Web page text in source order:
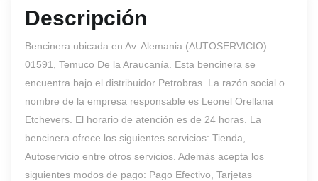
Descripción
Bencinera ubicada en Av. Alemania (AUTOSERVICIO)
01591, Temuco De la Araucanía. Esta bencinera se
encuentra bajo el distribuidor Petrobras. La razón social o
nombre de la empresa responsable es Leonel Orellana
Etchevers. El horario de atención es de 24 horas. La
bencinera ofrece los siguientes servicios: Tienda,
Autoservicio entre otros servicios. Además acepta los
siguientes modos de pago: Pago Efectivo, Tarjetas